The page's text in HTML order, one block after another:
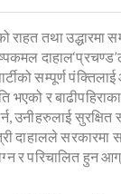
तथा उद्धारमा
सम्पूर्ण
र
सुरक्षित
दाहालले सरकारमा
र परिचालित हुन